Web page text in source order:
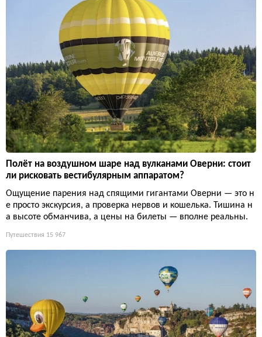
Полёт на воздушном шаре над вулканами Оверни: стоит
ли рисковать вестибулярным аппаратом?
Ощущение парения над спящими гигантами Оверни — это н
е просто экскурсия, а проверка нервов и кошелька. Тишина н
а высоте обманчива, а цены на билеты — вполне реальны.
Путешествия 15 967